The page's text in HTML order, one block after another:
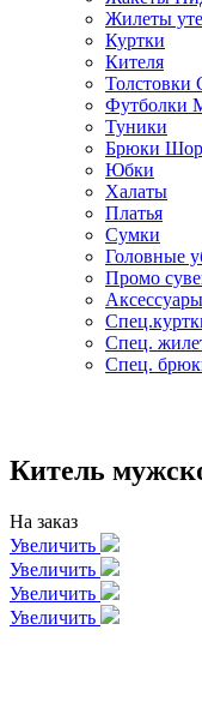
Жилеты
Куртки
Кителя
Толстовки
Футболки
Туники
Брюки
Юбки
Халаты
Платья
Сумки
Головные
Промо
Аксессуары
Спец.
Спец.
Китель
На заказ
Увеличить
Увеличить
Увеличить
Увеличить